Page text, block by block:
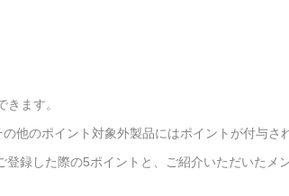
ます。
他のポイント対象外製品にはポイントが付与さ
録した際の5ポイントと、ご紹介いただいた